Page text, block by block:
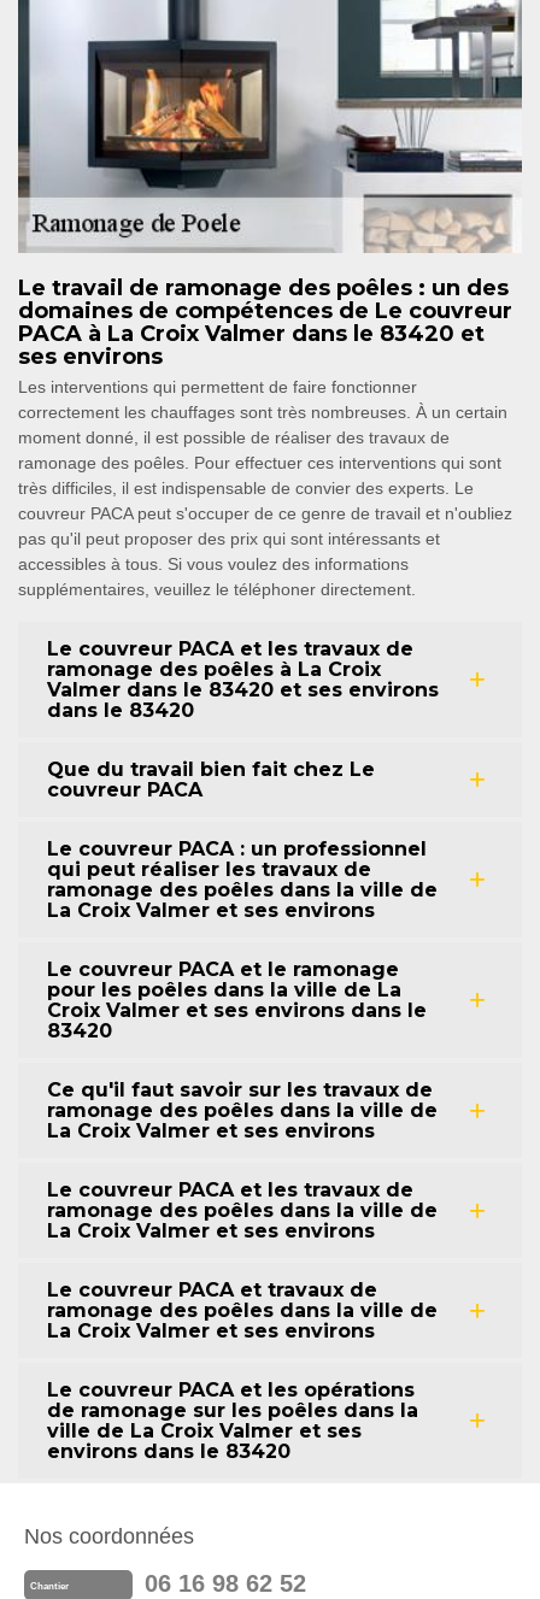
Le travail de ramonage des poêles : un des
domaines de compétences de Le couvreur
PACA à La Croix Valmer dans le 83420 et
ses environs
Les interventions qui permettent de faire fonctionner
correctement les chauffages sont très nombreuses. À un certain
moment donné, il est possible de réaliser des travaux de
ramonage des poêles. Pour effectuer ces interventions qui sont
très difficiles, il est indispensable de convier des experts. Le
couvreur PACA peut s'occuper de ce genre de travail et n'oubliez
pas qu'il peut proposer des prix qui sont intéressants et
accessibles à tous. Si vous voulez des informations
supplémentaires, veuillez le téléphoner directement.
Le couvreur PACA et les travaux de
ramonage des poêles à La Croix
Valmer dans le 83420 et ses environs
dans le 83420
Que du travail bien fait chez Le
couvreur PACA
Le couvreur PACA : un professionnel
qui peut réaliser les travaux de
ramonage des poêles dans la ville de
La Croix Valmer et ses environs
Le couvreur PACA et le ramonage
pour les poêles dans la ville de La
Croix Valmer et ses environs dans le
83420
Ce qu'il faut savoir sur les travaux de
ramonage des poêles dans la ville de
La Croix Valmer et ses environs
Le couvreur PACA et les travaux de
ramonage des poêles dans la ville de
La Croix Valmer et ses environs
Le couvreur PACA et travaux de
ramonage des poêles dans la ville de
La Croix Valmer et ses environs
Le couvreur PACA et les opérations
de ramonage sur les poêles dans la
ville de La Croix Valmer et ses
environs dans le 83420
Nos coordonnées
Chantier 06 16 98 62 52